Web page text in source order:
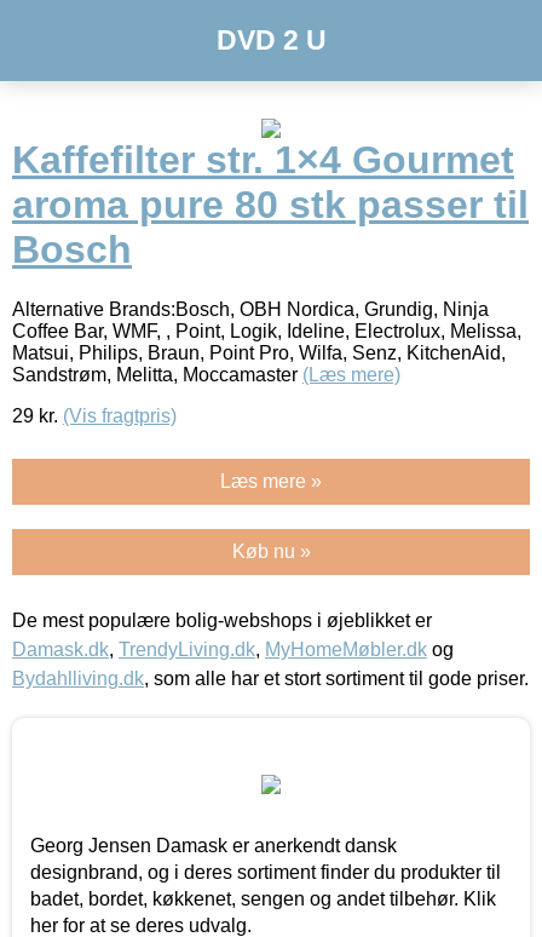
DVD 2 U
Kaffefilter str. 1×4 Gourmet
aroma pure 80 stk passer til
Bosch
Alternative Brands:Bosch, OBH Nordica, Grundig, Ninja
Coffee Bar, WMF, , Point, Logik, Ideline, Electrolux, Melissa,
Matsui, Philips, Braun, Point Pro, Wilfa, Senz, KitchenAid,
Sandstrøm, Melitta, Moccamaster (Læs mere)
29 kr. (Vis fragtpris)
Læs mere »
Køb nu »
De mest populære bolig-webshops i øjeblikket er
Damask.dk, TrendyLiving.dk, MyHomeMøbler.dk og
Bydahlliving.dk, som alle har et stort sortiment til gode priser.
Georg Jensen Damask er anerkendt dansk
designbrand, og i deres sortiment finder du produkter til
badet, bordet, køkkenet, sengen og andet tilbehør. Klik
her for at se deres udvalg.